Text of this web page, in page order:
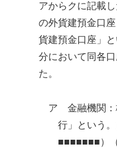
アからクに記載
の外貨建預金口
貨建預金口座」
分において同各
た。
ア 金融機関：
行」という
■■■■■■■）